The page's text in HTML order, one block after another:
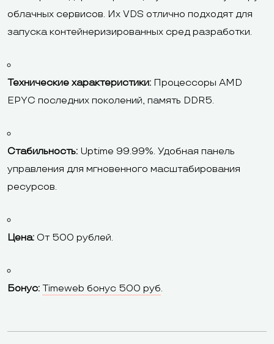
облачных сервисов. Их VDS отлично подходят для
запуска контейнеризированных сред разработки.
Технические характеристики: Процессоры AMD
EPYC последних поколений, память DDR5.
Стабильность: Uptime 99.99%. Удобная панель
управления для мгновенного масштабирования
ресурсов.
Цена: От 500 рублей.
Бонус: Timeweb бонус 500 руб.